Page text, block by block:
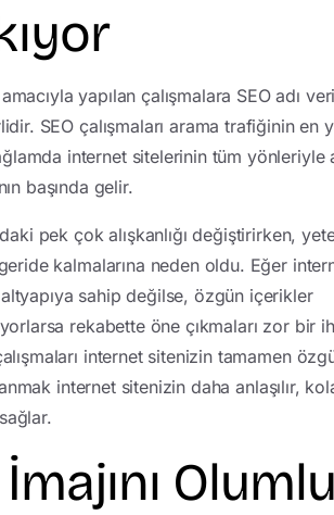
yapılan çalışmalara SEO adı
SEO çalışmaları arama trafiğinin en
internet sitelerinin tüm yönleriyle
başında gelir.
pek çok alışkanlığı değiştirirken,
kalmalarına neden oldu. Eğer
sahip değilse, özgün içerikler
rekabette öne çıkmaları zor bir
internet sitenizin tamamen
internet sitenizin daha anlaşılır,
Olumlu